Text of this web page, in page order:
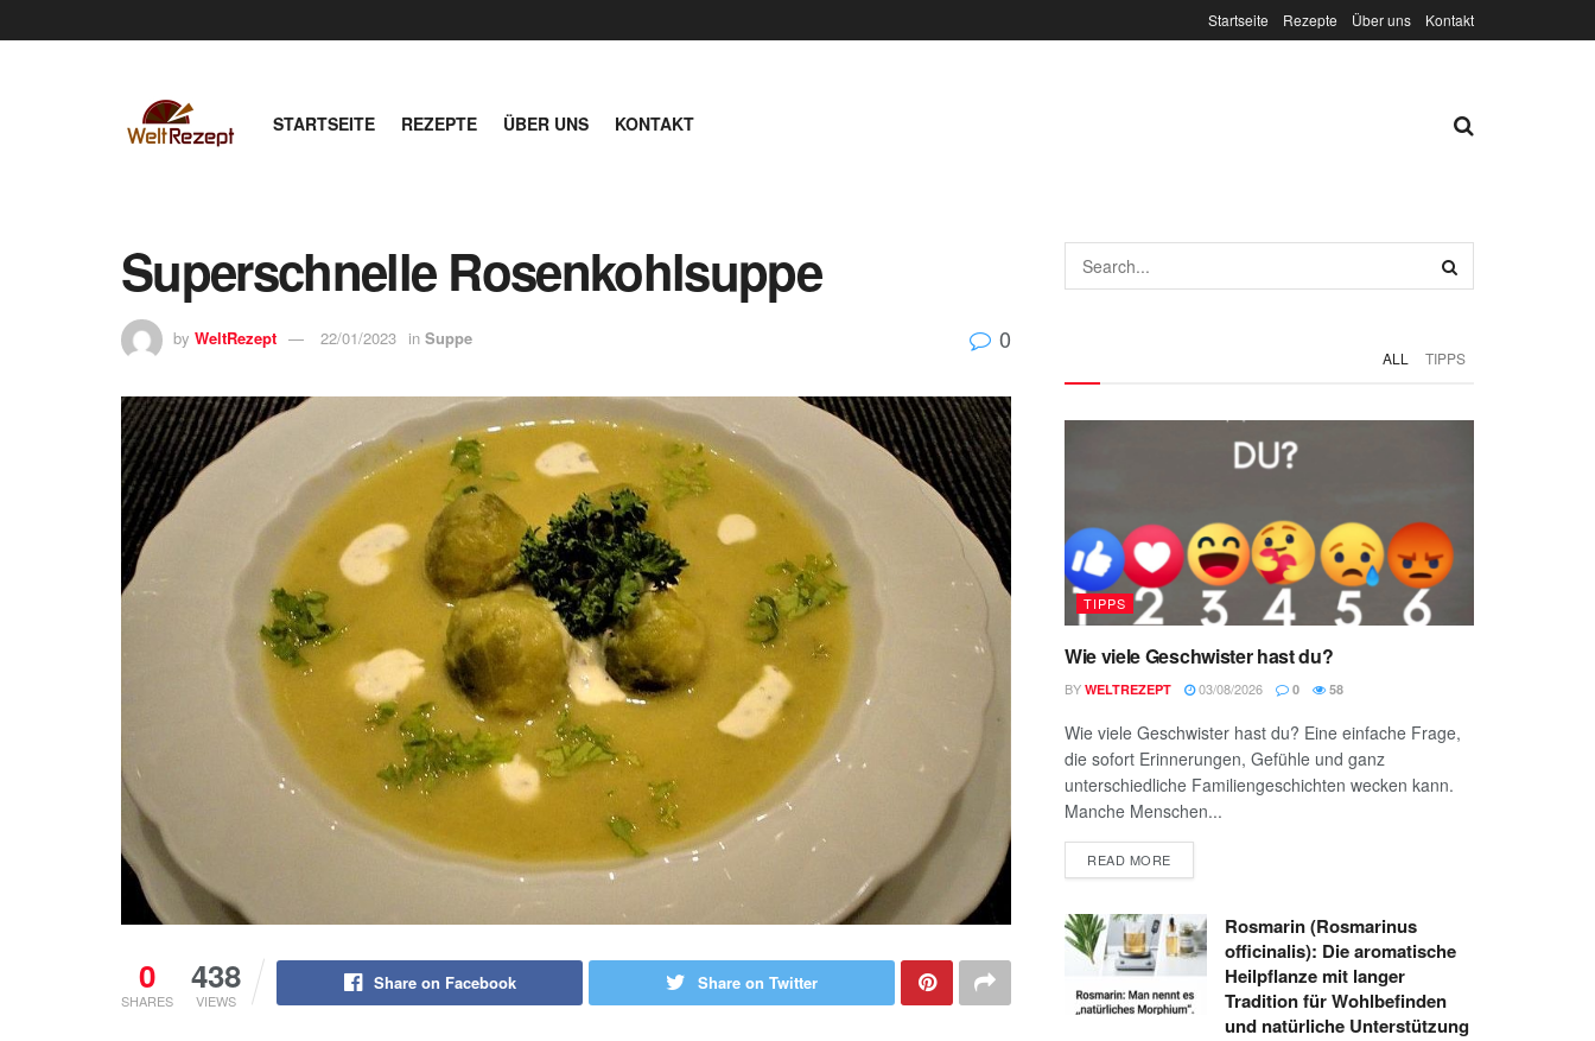
Startseite Rezepte Über uns Kontakt
STARTSEITE REZEPTE ÜBER UNS KONTAKT
Superschnelle Rosenkohlsuppe
by WeltRezept 22/01/2023 in Suppe 0
0
SHARES
438
VIEWS
Share on Facebook Share on Twitter
ALL TIPPS
TIPPS
Wie viele Geschwister hast du?
BY WELTREZEPT 03/08/2026 0 58
Wie viele Geschwister hast du? Eine einfache Frage,
die sofort Erinnerungen, Gefühle und ganz
unterschiedliche Familiengeschichten wecken kann.
Manche Menschen...
READ MORE
Rosmarin (Rosmarinus
officinalis): Die aromatische
Heilpflanze mit langer
Tradition für Wohlbefinden
und natürliche Unterstützung